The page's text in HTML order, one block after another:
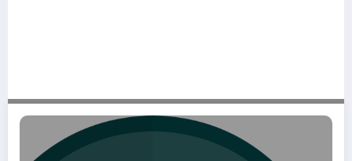
Formation à la gestion des risques pour une meilleure prise de décision